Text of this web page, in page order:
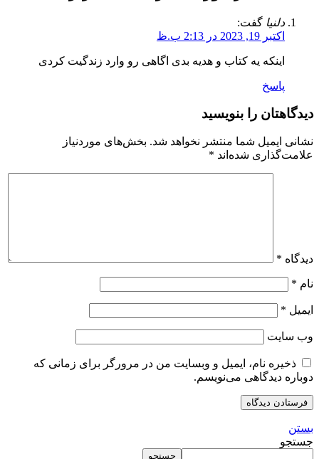
دلنیا گفت:
اکتبر 19, 2023 در 2:13 ب.ظ
اینکه یه کتاب و هدیه بدی اگاهی رو وارد زندگیت کردی
پاسخ
دیدگاهتان را بنویسید
نشانی ایمیل شما منتشر نخواهد شد. بخش‌های موردنیاز
علامت‌گذاری شده‌اند *
دیدگاه *
نام *
ایمیل *
وب‌ سایت
ذخیره نام، ایمیل و وبسایت من در مرورگر برای زمانی که
دوباره دیدگاهی می‌نویسم.
بستن
جستجو
جستجو